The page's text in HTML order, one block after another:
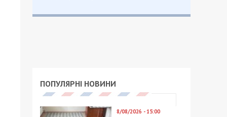
ПОПУЛЯРНІ НОВИНИ
8/08/2026 - 15:00